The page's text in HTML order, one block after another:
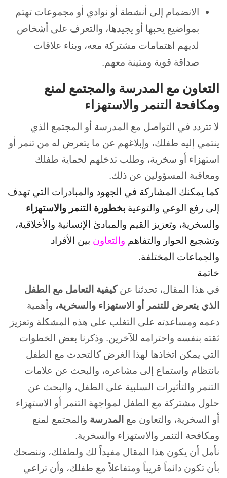
الانضمام إلى أنشطة أو نوادي أو مجموعات تهتم
بمواضيع يحبها أو يجيدها، والتعرف على أشخاص
لديهم اهتمامات مشتركة معه، وبناء علاقات
صداقة قوية ومتينة معهم.
التعاون مع المدرسة والمجتمع لمنع
ومكافحة التنمر والاستهزاء
لا تتردد في التواصل مع المدرسة أو المجتمع الذي
ينتمي إليه طفلك، وإبلاغهم عن ما يتعرض له من تنمر أو
استهزاء أو سخرية، وطلب تدخلهم لحماية طفلك
ومعاقبة المسؤولين عن ذلك.
كما يمكنك المشاركة في الجهود والمبادرات التي تهدف
إلى رفع الوعي والتوعية بخطورة التنمر والاستهزاء
والسخرية، وتعزيز القيم والمبادئ الإنسانية والأخلاقية،
وتشجيع الحوار والتفاهم والتعاون بين الأفراد
والجماعات المختلفة.
خاتمة
في هذا المقال، تحدثنا عنكيفية التعامل مع الطفل
الذي يتعرض للتنمر أو الاستهزاء والسخرية، وأهمية
دعمه ومساعدته على التغلب على هذه المشكلة وتعزيز
ثقته بنفسه واحترامه للآخرين. وذكرنا بعض الخطوات
التي يمكن اتخاذها لهذا الغرض كالتحدث مع الطفل
بانتظام واستماع إلى مشاعره، والبحث عن علامات
التنمر والتأثيرات السلبية على الطفل، والبحث عن
حلول مشتركة مع الطفل لمواجهة التنمر أو الاستهزاء
أو السخرية، والتعاون مع المدرسة والمجتمع لمنع
ومكافحة التنمر والاستهزاء والسخرية.
نأمل أن يكون هذا المقال مفيداً لك ولطفلك، وننصحك
بأن تكون دائماً قريباً ومتفاعلاً مع طفلك، وأن تراعي